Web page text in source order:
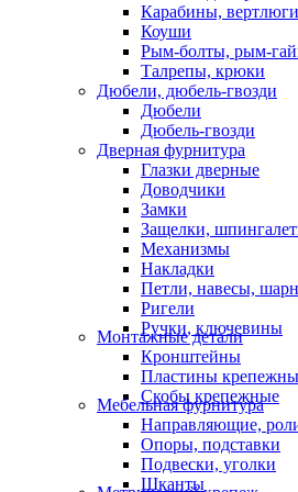
Карабины, вертлюги
Коуши
Рым-болты, рым-
Талрепы, крюки
Дюбели, дюбель-гвозди
Дюбели
Дюбель-гвозди
Дверная фурнитура
Глазки дверные
Доводчики
Замки
Защелки,
Механизмы
Накладки
Петли, навесы,
Ригели
Ручки, ключевины
Монтажные детали
Кронштейны
Пластины
Скобы крепежные
Мебельная фурнитура
Направляющие,
Опоры, подставки
Подвески, уголки
Шканты